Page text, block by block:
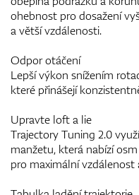
ohebnost pro dosažení
a větší vzdálenosti.
Odpor otáčení
Lepší výkon snížením
které přinášejí
Upravte loft a lie
Trajectory Tuning 2.0
manžetu, která nabízí
pro maximální vzdálenost